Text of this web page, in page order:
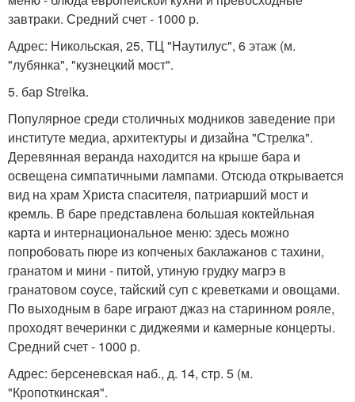
завтраки. Средний счет - 1000 р.
Адрес: Никольская, 25, ТЦ "Наутилус", 6 этаж (м.
"лубянка", "кузнецкий мост".
5. бар Strelka.
Популярное среди столичных модников заведение при
институте медиа, архитектуры и дизайна "Стрелка".
Деревянная веранда находится на крыше бара и
освещена симпатичными лампами. Отсюда открывается
вид на храм Христа спасителя, патриарший мост и
кремль. В баре представлена большая коктейльная
карта и интернациональное меню: здесь можно
попробовать пюре из копченых баклажанов с тахини,
гранатом и мини - питой, утиную грудку магрэ в
гранатовом соусе, тайский суп с креветками и овощами.
По выходным в баре играют джаз на старинном рояле,
проходят вечеринки с диджеями и камерные концерты.
Средний счет - 1000 р.
Адрес: берсеневская наб., д. 14, стр. 5 (м.
"Кропоткинская".